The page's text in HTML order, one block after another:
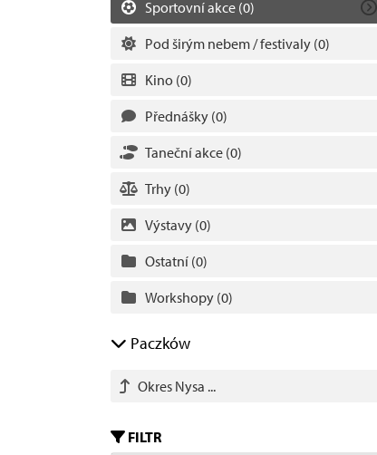
Sportovní akce (0)
Pod širým nebem / festivaly (0)
Kino (0)
Přednášky (0)
Taneční akce (0)
Trhy (0)
Výstavy (0)
Ostatní (0)
Workshopy (0)
Paczków
Okres Nysa ...
FILTR